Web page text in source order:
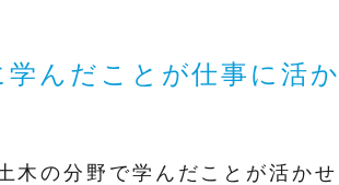
んだことが仕事に活か
木の分野で学んだことが活かせ